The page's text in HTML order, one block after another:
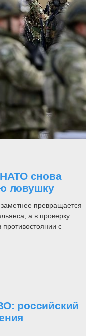
снова
ловушку
превращается
а в проверку
противостоянии с
российский